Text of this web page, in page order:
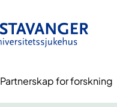
Partnerskap for forskning